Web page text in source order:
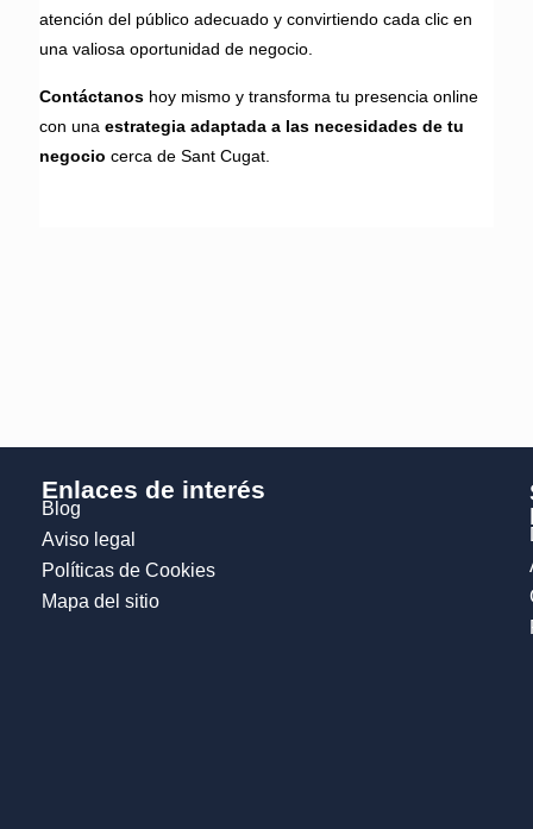
atención del público adecuado y convirtiendo cada clic en
una valiosa oportunidad de negocio.
Contáctanos hoy mismo y transforma tu presencia online
con una estrategia adaptada a las necesidades de tu
negocio cerca de Sant Cugat.
Enlaces de interés
Blog
Aviso legal
Políticas de Cookies
Mapa del sitio